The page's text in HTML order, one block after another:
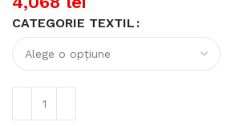
CATEGORIE TEXTIL